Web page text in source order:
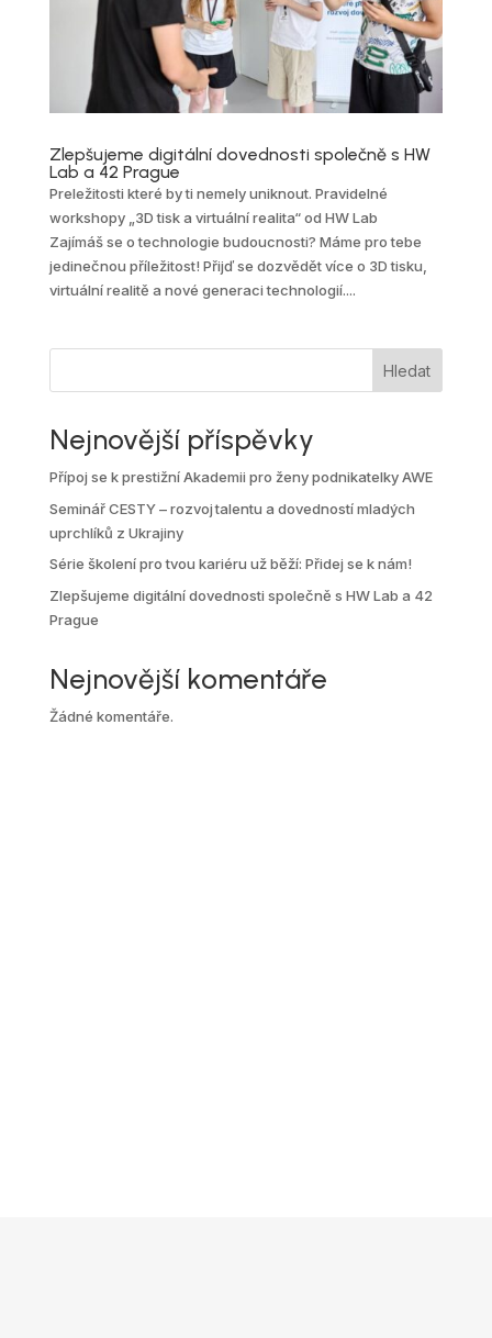
Zlepšujeme digitální dovednosti společně s HW
Lab a 42 Prague
Preležitosti které by ti nemely uniknout. Pravidelné
workshopy „3D tisk a virtuální realita“ od HW Lab
Zajímáš se o technologie budoucnosti? Máme pro tebe
jedinečnou příležitost! Přijď se dozvědět více o 3D tisku,
virtuální realitě a nové generaci technologií....
Hledat
Nejnovější příspěvky
Přípoj se k prestižní Akademii pro ženy podnikatelky AWE
Seminář CESTY – rozvoj talentu a dovedností mladých
uprchlíků z Ukrajiny
Série školení pro tvou kariéru už běží: Přidej se k nám!
Zlepšujeme digitální dovednosti společně s HW Lab a 42
Prague
Nejnovější komentáře
Žádné komentáře.